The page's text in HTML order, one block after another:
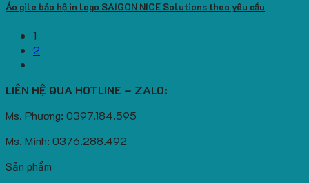
Áo gile bảo hộ in logo SAIGON NICE Solutions theo yêu cầu
1
2
LIÊN HỆ QUA HOTLINE – ZALO:
Ms. Phương: 0397.184.595
Ms. Minh: 0376.288.492
Sản phẩm